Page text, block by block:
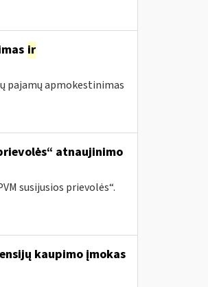
ir
pajamų apmokestinimas
atnaujinimo
susijusios prievolės“.
kaupimo įmokas